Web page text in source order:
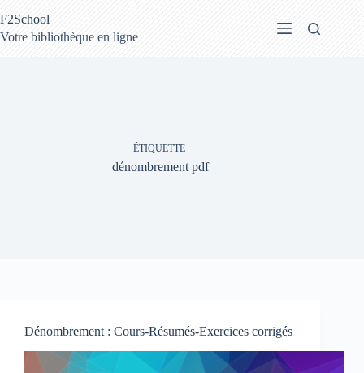
au
contenu
F2School
Votre bibliothèque en ligne
ÉTIQUETTE
dénombrement pdf
Dénombrement : Cours-Résumés-Exercices corrigés